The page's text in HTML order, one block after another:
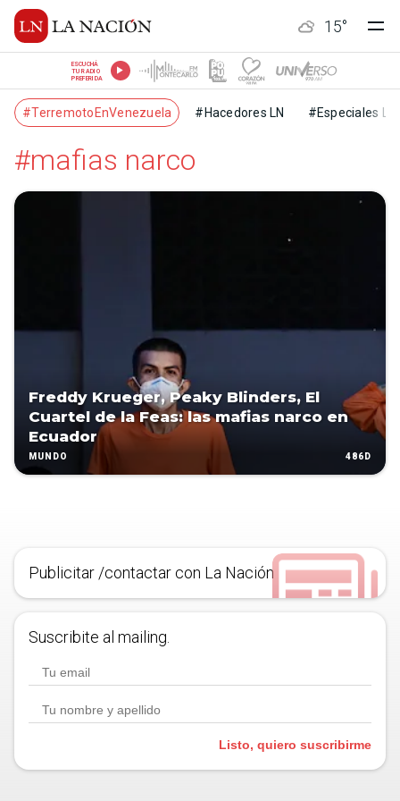
15°
ESCUCHÁ
TU RADIO
PREFERIDA
#TerremotoEnVenezuela #Hacedores LN #Especiales LN
#mafias narco
Freddy Krueger, Peaky Blinders, El
Cuartel de la Feas: las mafias narco en
Ecuador
MUNDO 486D
Publicitar /contactar con La Nación
Suscribite al mailing.
Listo, quiero suscribirme